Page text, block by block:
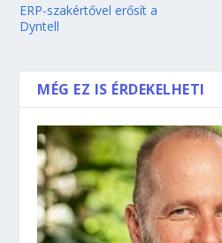
ERP-szakértővel erősít a
Dyntell
MÉG EZ IS ÉRDEKELHETI